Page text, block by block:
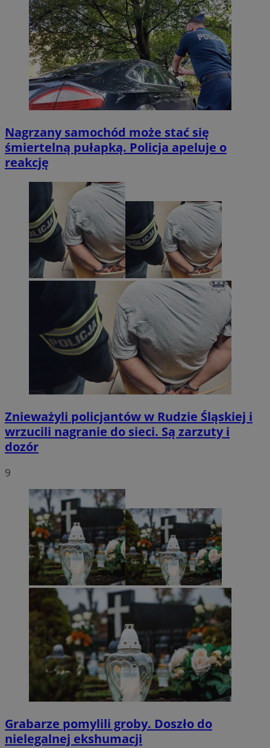
Nagrzany samochód może stać się
śmiertelną pułapką. Policja apeluje o
reakcję
Znieważyli policjantów w Rudzie Śląskiej i
wrzucili nagranie do sieci. Są zarzuty i
dozór
9
Grabarze pomylili groby. Doszło do
nielegalnej ekshumacji